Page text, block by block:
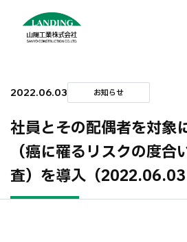
2022.06.03 お知らせ
社員とその配偶者を対象
（癌に罹るリスクの度合
査）を導入（2022.06.03